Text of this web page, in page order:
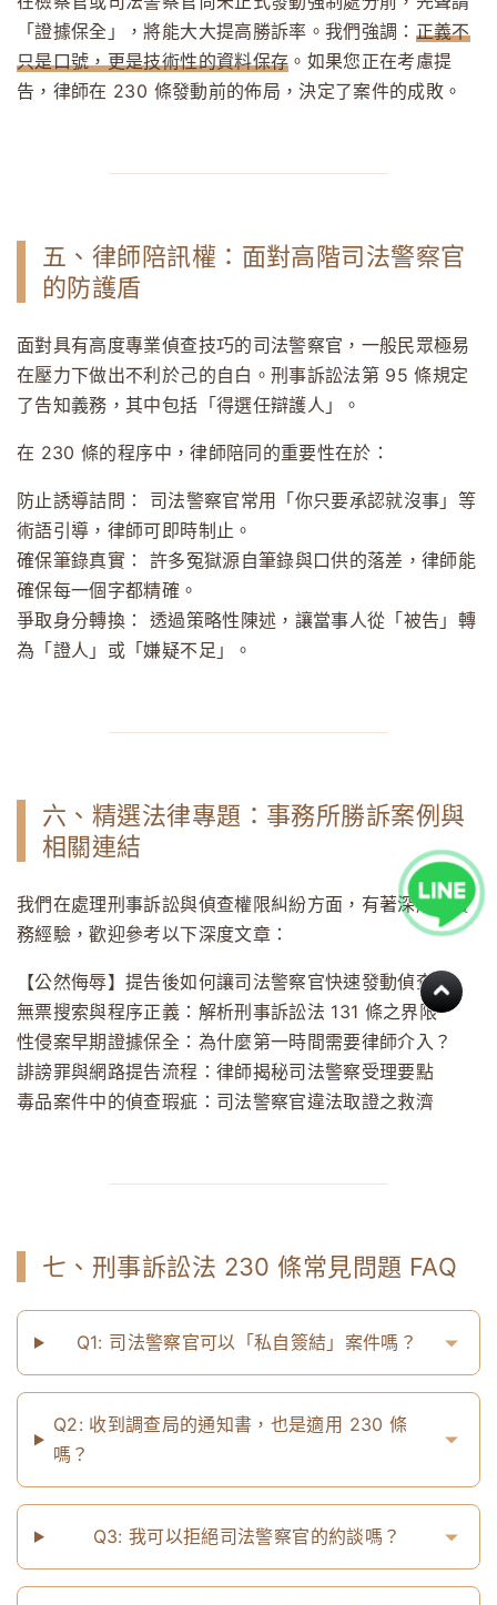
「證據保全」，將能大大提高勝訴率。我們強調： 正義不
只是口號，更是技術性的資料保存 。如果您正在考慮提
告，律師在 230 條發動前的佈局，決定了案件的成敗。
五、律師陪訊權：面對高階司法警察官
的防護盾
面對具有高度專業偵查技巧的司法警察官，一般民眾極易
在壓力下做出不利於己的自白。刑事訴訟法第 95 條規定
了告知義務，其中包括「得選任辯護人」。
在 230 條的程序中，律師陪同的重要性在於：
防止誘導詰問：
司法警察官常用「你只要承認就沒事」等
術語引導，律師可即時制止。
確保筆錄真實：
許多冤獄源自筆錄與口供的落差，律師能
確保每一個字都精確。
爭取身分轉換：
透過策略性陳述，讓當事人從「被告」轉
為「證人」或「嫌疑不足」。
六、精選法律專題：事務所勝訴案例與
相關連結
我們在處理刑事訴訟與偵查權限糾紛方面，有著深厚的實
務經驗，歡迎參考以下深度文章：
【公然侮辱】提告後如何讓司法警察官快速發動偵查？
無票搜索與程序正義：解析刑事訴訟法 131 條之界限
性侵案早期證據保全：為什麼第一時間需要律師介入？
誹謗罪與網路提告流程：律師揭秘司法警察受理要點
毒品案件中的偵查瑕疵：司法警察官違法取證之救濟
七、刑事訴訟法 230 條常見問題 FAQ
Q1: 司法警察官可以「私自簽結」案件嗎？
Q2: 收到調查局的通知書，也是適用 230 條
嗎？
Q3: 我可以拒絕司法警察官的約談嗎？